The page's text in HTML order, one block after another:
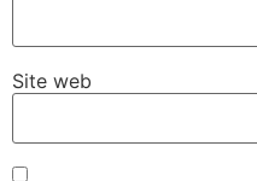
Site web